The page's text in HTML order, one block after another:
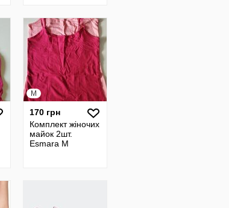
M
170 грн
Комплект жіночих
майок 2шт.
Esmara M